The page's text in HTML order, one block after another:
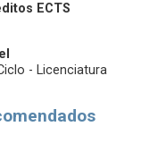
ECTS
- Licenciatura